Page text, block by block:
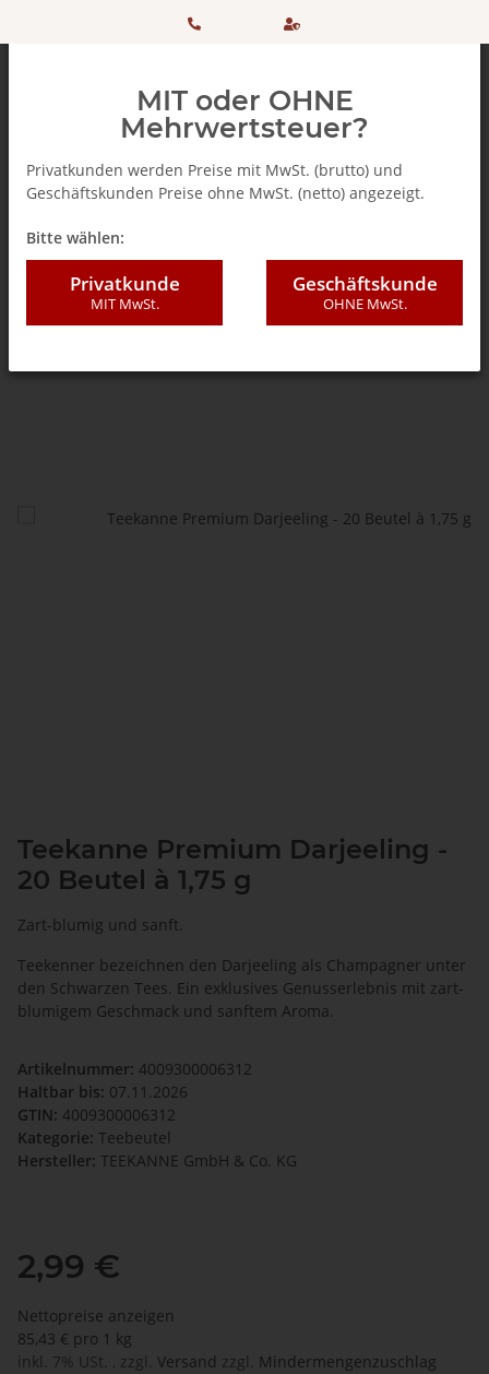
+ 49
506 98
einkaufen
SSL
Teekanne Premium Darjeeling -
20 Beutel à 1,75 g
Zart-blumig und sanft.
Teekenner bezeichnen den Darjeeling als Champagner unter
den Schwarzen Tees. Ein exklusives Genusserlebnis mit zart-
blumigem Geschmack und sanftem Aroma.
Artikelnummer: 4009300006312
Haltbar bis: 07.11.2026
GTIN: 4009300006312
Kategorie: Teebeutel
Hersteller: TEEKANNE GmbH & Co. KG
2,99 €
Nettopreise anzeigen
85,43 € pro 1 kg
inkl. 7% USt. , zzgl. Versand zzgl. Mindermengenzuschlag
MIT oder OHNE
Mehrwertsteuer?
Privatkunden werden Preise mit MwSt. (brutto) und
Geschäftskunden Preise ohne MwSt. (netto) angezeigt.
Bitte wählen:
Privatkunde
MIT MwSt.
Geschäftskunde
OHNE MwSt.